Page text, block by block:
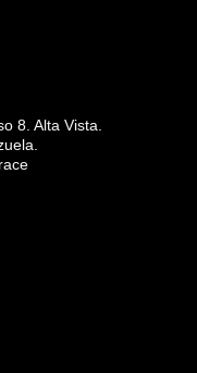
8. Alta Vista.